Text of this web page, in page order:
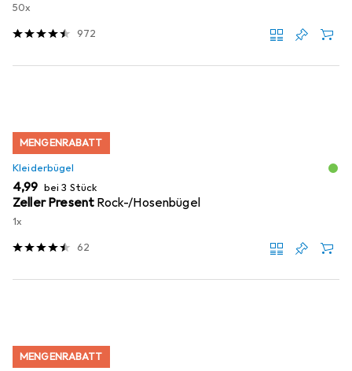
50x
972
MENGENRABATT
Kleiderbügel
EUR
4,99 bei 3 Stück
Zeller Present Rock-/Hosenbügel
1x
62
MENGENRABATT